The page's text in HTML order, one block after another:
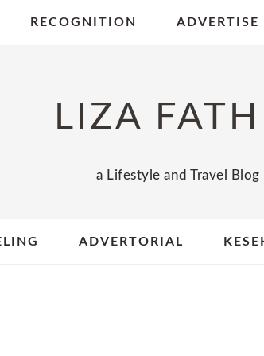
RECOGNITION ADVERTISE
LIZA
a Lifestyle and Travel Blog
ADVERTORIAL